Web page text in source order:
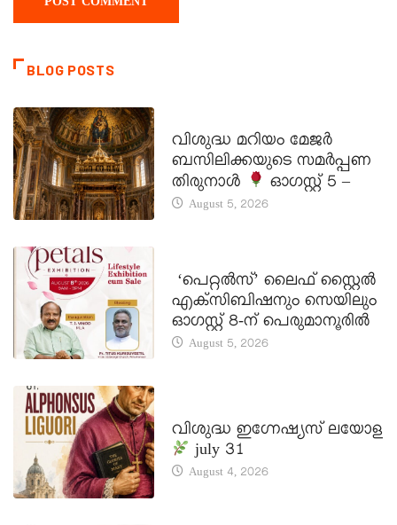
BLOG POSTS
വിശുദ്ധ മറിയം മേജർ
ബസിലിക്കയുടെ സമർപ്പണ
തിരുനാൾ
ഓഗസ്റ്റ് 5 –
August 5, 2026
‘പെറ്റൽസ്’ ലൈഫ് സ്റ്റൈൽ
എക്സിബിഷനും സെയിലും
ഓഗസ്റ്റ് 8-ന് പെരുമാനൂരിൽ
August 5, 2026
വിശുദ്ധ ഇഗ്നേഷ്യസ് ലയോള
july 31
August 4, 2026